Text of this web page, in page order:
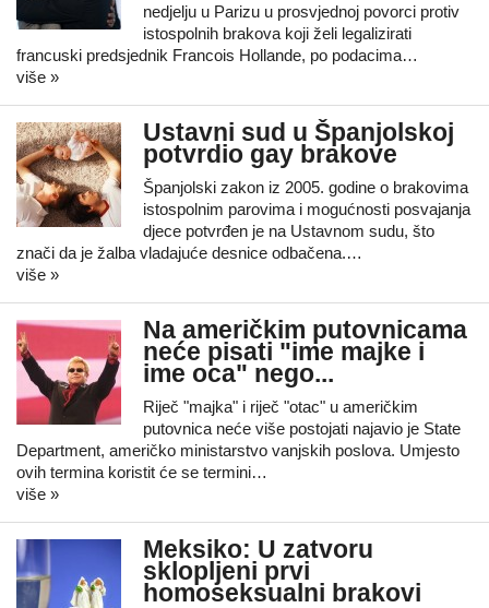
nedjelju u Parizu u prosvjednoj povorci protiv
istospolnih brakova koji želi legalizirati
francuski predsjednik Francois Hollande, po podacima…
više »
Ustavni sud u Španjolskoj
potvrdio gay brakove
Španjolski zakon iz 2005. godine o brakovima
istospolnim parovima i mogućnosti posvajanja
djece potvrđen je na Ustavnom sudu, što
znači da je žalba vladajuće desnice odbačena.…
više »
Na američkim putovnicama
neće pisati "ime majke i
ime oca" nego...
Riječ "majka" i riječ "otac" u američkim
putovnica neće više postojati najavio je State
Department, američko ministarstvo vanjskih poslova. Umjesto
ovih termina koristit će se termini…
više »
Meksiko: U zatvoru
sklopljeni prvi
homoseksualni brakovi